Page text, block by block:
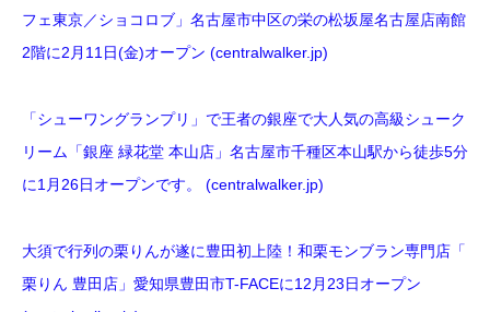
フェ東京／ショコロブ」名古屋市中区の栄の松坂屋名古屋店南館
2階に2月11日(金)オープン (centralwalker.jp)
「シューワングランプリ」で王者の銀座で大人気の高級シューク
リーム「銀座 緑花堂 本山店」名古屋市千種区本山駅から徒歩5分
に1月26日オープンです。 (centralwalker.jp)
大須で行列の栗りんが遂に豊田初上陸！和栗モンブラン専門店「
栗りん 豊田店」愛知県豊田市T-FACEに12月23日オープン